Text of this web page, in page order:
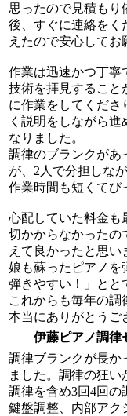
思ったので見積もり
後、すぐに連絡をく
えたので安心してお
作業は迅速かつ丁寧
技術を拝見すること
に作業をしてくださ
く説明をしながら
なりました。
調律のブランクがあ
が、2人で分担しな
作業時間も短くてび
心配していた料金も
切かからなかったの
えて良かったと思い
娘も蘇ったピアノを
弾きやすい！」とと
これからも毎年の調
本当にありがとうご
伊藤ピアノ調律
調律ブランクが長か
ました。調律の狂
調律を含め3回4回の
鍵盤調整、内部アク